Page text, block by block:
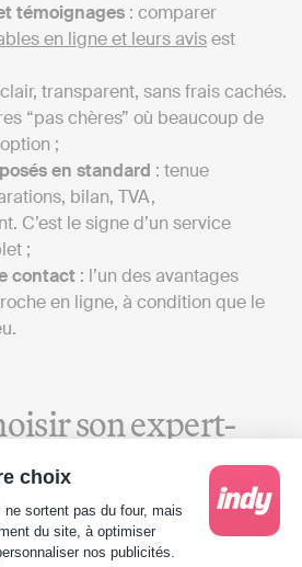
choix
du Consentement :
sortent pas du four, mais
du site, à optimiser
nos publicités.
témoignages : comparer
en ligne et leurs avisest
transparent, sans frais cachés.
“pas chères” où beaucoup de
;
en standard : tenue
bilan, TVA,
C’est le signe d’un service
;
contact : l’un des avantages
en ligne, à condition que le
son expert-
?
vos besoins réels